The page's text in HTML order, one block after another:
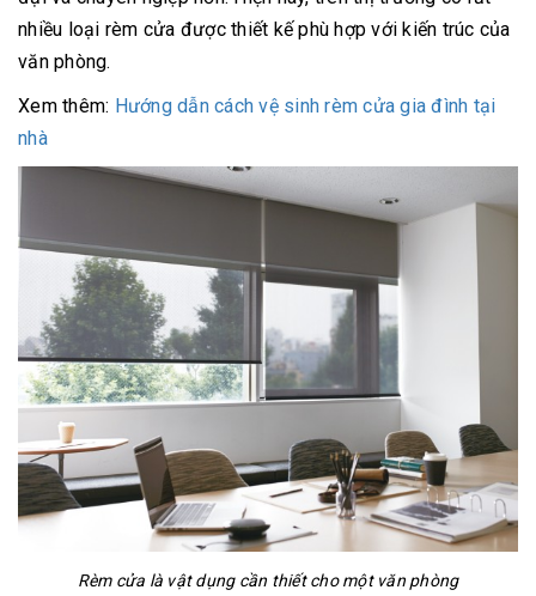
nhiều loại rèm cửa được thiết kế phù hợp với kiến trúc của
văn phòng.
Xem thêm: Hướng dẫn cách vệ sinh rèm cửa gia đình tại
nhà
Rèm cửa là vật dụng cần thiết cho một văn phòng